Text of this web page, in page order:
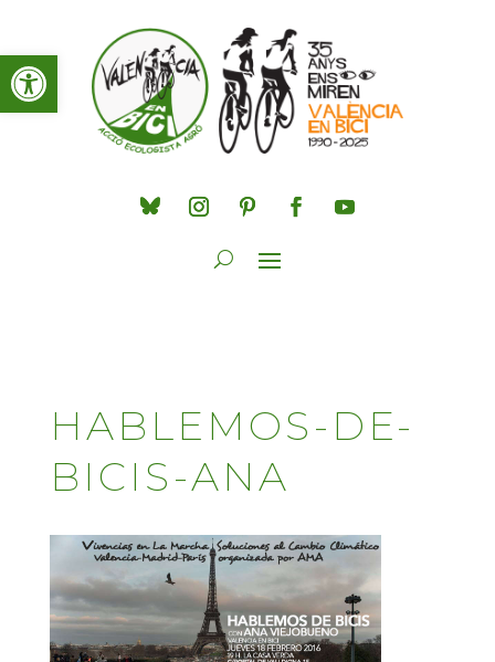
Obre la barra d'eines
HABLEMOS-DE-
BICIS-ANA